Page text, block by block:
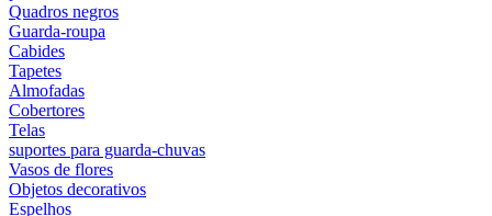
Quadros negros
Guarda-roupa
Cabides
Tapetes
Almofadas
Cobertores
Telas
suportes para guarda-chuvas
Vasos de flores
Objetos decorativos
Espelhos